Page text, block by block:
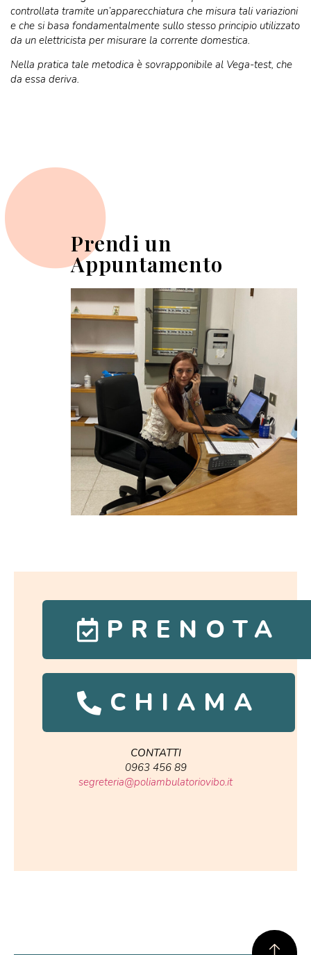
controllata tramite un’apparecchiatura che misura tali variazioni
e che si basa fondamentalmente sullo stesso principio utilizzato
da un elettricista per misurare la corrente domestica.
Nella pratica tale metodica è sovrapponibile al Vega-test, che
da essa deriva.
Prendi un
Appuntamento
PRENOTA
CHIAMA
CONTATTI
0963 456 89
segreteria@poliambulatoriovibo.it